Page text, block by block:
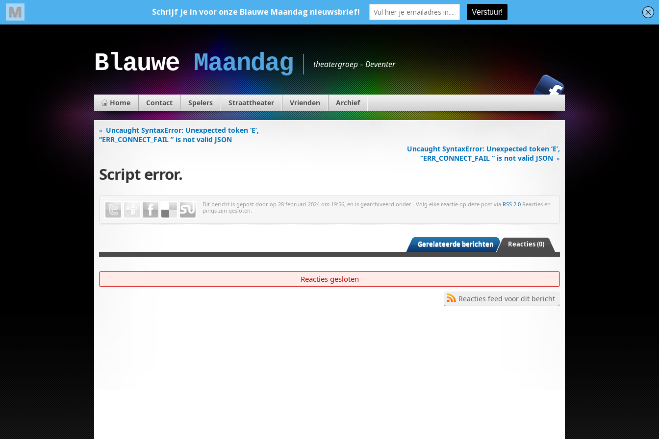
BlauweMaandag theatergroep – Deventer
Home Contact Spelers Straattheater Vrienden Archief
« Uncaught SyntaxError: Unexpected token ‘E’,
“ERR_CONNECT_FAIL ” is not valid JSON
Uncaught SyntaxError: Unexpected token ‘E’,
“ERR_CONNECT_FAIL ” is not valid JSON »
Script error.
Dit bericht is gepost door op 28 februari 2024 om 19:56, en is gearchiveerd onder . Volg elke reactie op deze post via RSS 2.0.Reacties en
pings zijn gesloten.
Reacties (0)
Gerelateerde berichten
Reacties gesloten
Reacties feed voor dit bericht